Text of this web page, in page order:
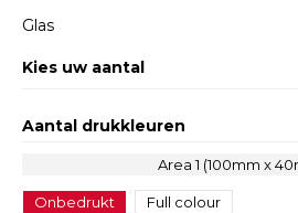
Glas
Kies uw aantal
Aantal drukkleuren
Area 1 (100mm x
Onbedrukt Full colour